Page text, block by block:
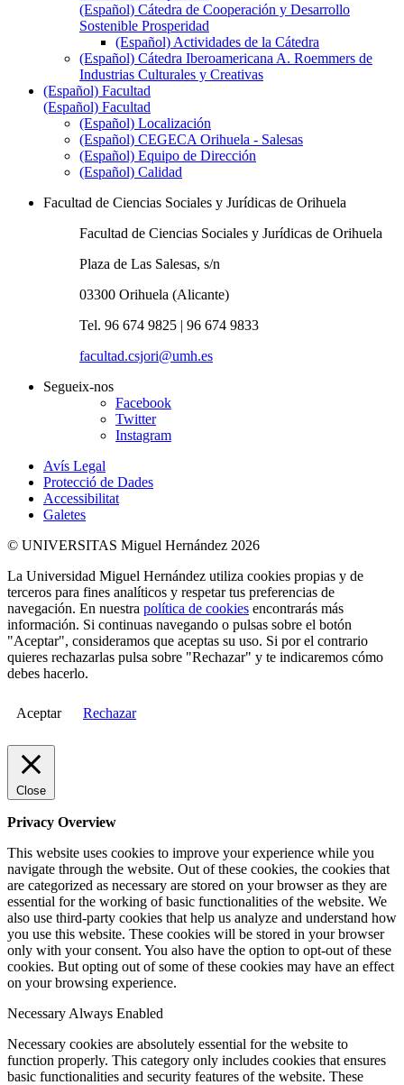
(Español) Cátedra de Cooperación y Desarrollo
Sostenible Prosperidad
(Español) Actividades de la Cátedra
(Español) Cátedra Iberoamericana A. Roemmers de
Industrias Culturales y Creativas
(Español) Facultad
(Español) Facultad
(Español) Localización
(Español) CEGECA Orihuela - Salesas
(Español) Equipo de Dirección
(Español) Calidad
Facultad de Ciencias Sociales y Jurídicas de Orihuela
Facultad de Ciencias Sociales y Jurídicas de Orihuela
Plaza de Las Salesas, s/n
03300 Orihuela (Alicante)
Tel. 96 674 9825 | 96 674 9833
facultad.csjori@umh.es
Segueix-nos
Facebook
Twitter
Instagram
Avís Legal
Protecció de Dades
Accessibilitat
Galetes
© UNIVERSITAS Miguel Hernández 2026
La Universidad Miguel Hernández utiliza cookies propias y de
terceros para fines analíticos y respetar tus preferencias de
navegación. En nuestra política de cookies encontrarás más
información. Si continuas navegando o pulsas sobre el botón
"Aceptar", consideramos que aceptas su uso. Si por el contrario
quieres rechazarlas pulsa sobre "Rechazar" y te indicaremos cómo
debes hacerlo.
Aceptar Rechazar
Close
Privacy Overview
This website uses cookies to improve your experience while you
navigate through the website. Out of these cookies, the cookies that
are categorized as necessary are stored on your browser as they are
essential for the working of basic functionalities of the website. We
also use third-party cookies that help us analyze and understand how
you use this website. These cookies will be stored in your browser
only with your consent. You also have the option to opt-out of these
cookies. But opting out of some of these cookies may have an effect
on your browsing experience.
Necessary Always Enabled
Necessary cookies are absolutely essential for the website to
function properly. This category only includes cookies that ensures
basic functionalities and security features of the website. These